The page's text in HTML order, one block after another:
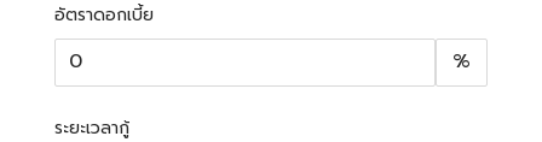
อัตราดอกเบี้ย
%
ระยะเวลากู้